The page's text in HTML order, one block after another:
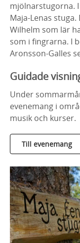
mjölnarstugorna.
Maja-Lenas
Wilhelm som lär
som i fingrarna. I
Aronsson-Galles
Guidade
Under
evenemang i
musik och kurser.
Till evenemang